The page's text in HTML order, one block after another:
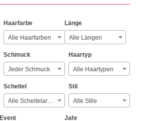
Haarfarbe
Alle Haarfarben
Länge
Alle Längen
Schmuck
Jeder Schmuck
Haartyp
Alle Haartypen
Scheitel
Alle Scheitelarten
Stil
Alle Stile
Event Jahr